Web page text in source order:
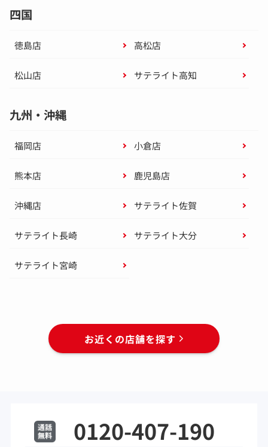
四国
徳島店 高松店
松山店 サテライト高知
九州・沖縄
福岡店 小倉店
熊本店 鹿児島店
沖縄店 サテライト佐賀
サテライト長崎 サテライト大分
サテライト宮崎
お近くの店舗を探す
0120-407-190